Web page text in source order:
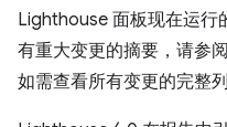
Lighthouse 面板现在运行
有重大变更的摘要，请参阅
如需查看所有变更的完整